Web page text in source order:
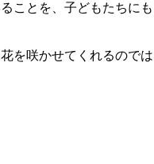
ことを、子どもたちに
を咲かせてくれるので